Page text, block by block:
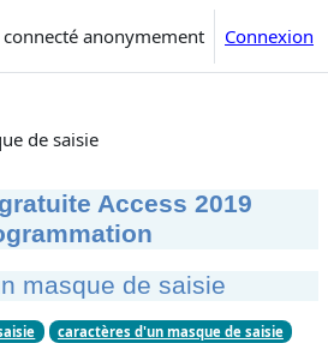
connecté anonymement Connexion
de saisie
Access 2019
masque de saisie
caractères d'un masque de saisie